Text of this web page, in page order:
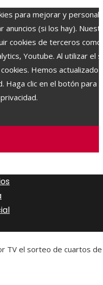
para mejorar y
anuncios (si los hay).
cookies de terceros como
Youtube. Al utilizar el
Hemos actualizado
Haga clic en el botón para
TV el sorteo de cuartos de